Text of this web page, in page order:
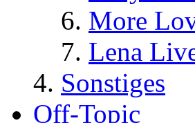
More
Lena
Sonstiges
Off-Topic